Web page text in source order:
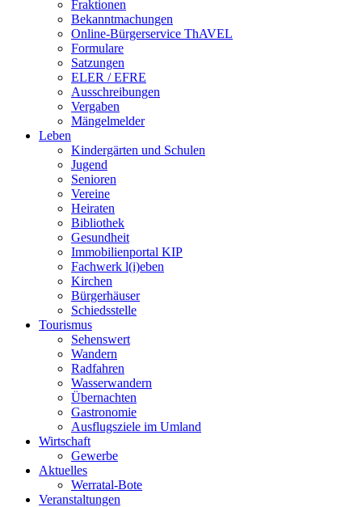
Fraktionen
Bekanntmachungen
Online-Bürgerservice ThAVEL
Formulare
Satzungen
ELER / EFRE
Ausschreibungen
Vergaben
Mängelmelder
Leben
Kindergärten und Schulen
Jugend
Senioren
Vereine
Heiraten
Bibliothek
Gesundheit
Immobilienportal KIP
Fachwerk l(i)eben
Kirchen
Bürgerhäuser
Schiedsstelle
Tourismus
Sehenswert
Wandern
Radfahren
Wasserwandern
Übernachten
Gastronomie
Ausflugsziele im Umland
Wirtschaft
Gewerbe
Aktuelles
Werratal-Bote
Veranstaltungen